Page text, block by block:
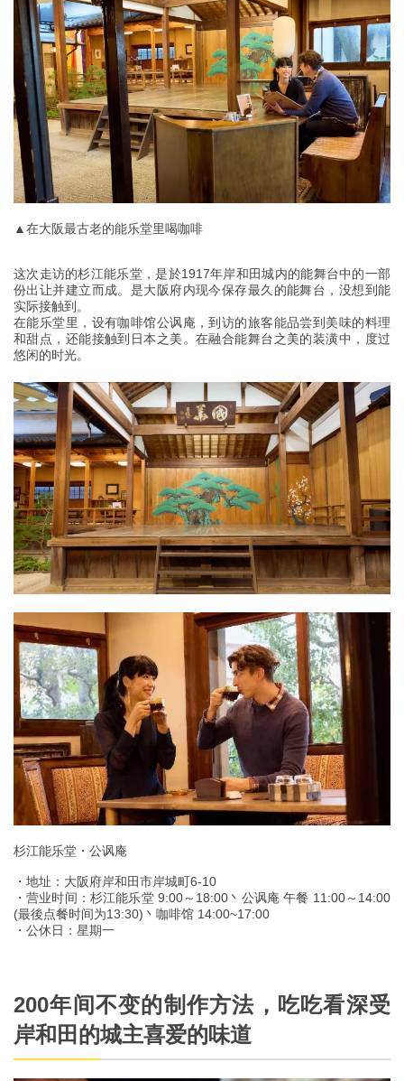
▲在大阪最古老的能乐堂里喝咖啡
这次走访的杉江能乐堂，是於1917年岸和田城内的能舞台中的一部
份出让并建立而成。是大阪府内现今保存最久的能舞台，没想到能
实际接触到。
在能乐堂里，设有咖啡馆公讽庵，到访的旅客能品尝到美味的料理
和甜点，还能接触到日本之美。在融合能舞台之美的装潢中，度过
悠闲的时光。
杉江能乐堂・公讽庵
・地址：大阪府岸和田市岸城町6-10
・营业时间：杉江能乐堂 9:00～18:00丶公讽庵 午餐 11:00～14:00
(最後点餐时间为13:30)丶咖啡馆 14:00~17:00
・公休日：星期一
200年间不变的制作方法，吃吃看深受
岸和田的城主喜爱的味道